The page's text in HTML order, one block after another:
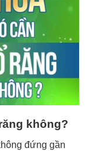
không?
đứng gần